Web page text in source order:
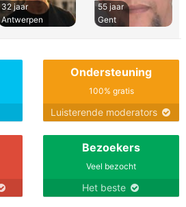
32 jaar
Antwerpen
55 jaar
Gent
Ondersteuning
100% gratis
Luisterende moderators
Bezoekers
Veel bezocht
Het beste